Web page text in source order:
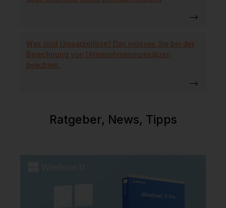
Was sind Umsatzerlöse? Das müssen Sie bei der
Berechnung von Unternehmensumsätzen
beachten.
Ratgeber, News, Tipps